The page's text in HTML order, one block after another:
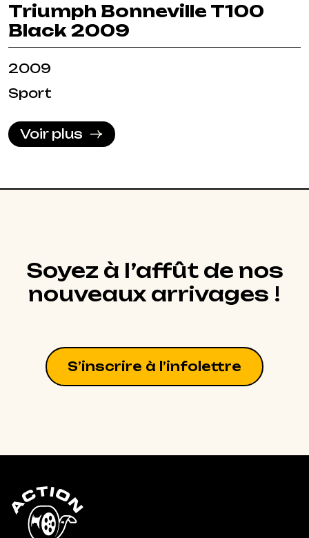
Triumph Bonneville T100
Black 2009
2009
Sport
Voir plus
Soyez à l’affût de nos
nouveaux arrivages !
S’inscrire à l’infolettre